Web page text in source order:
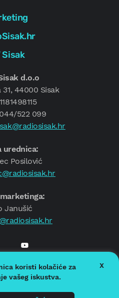
Sisak
d.o.o
44000 Sisak
522 099
urednica:
Posilović
Janušić
Sisak
privatnosti
koristi kolačiće za
vašeg iskustva.
X